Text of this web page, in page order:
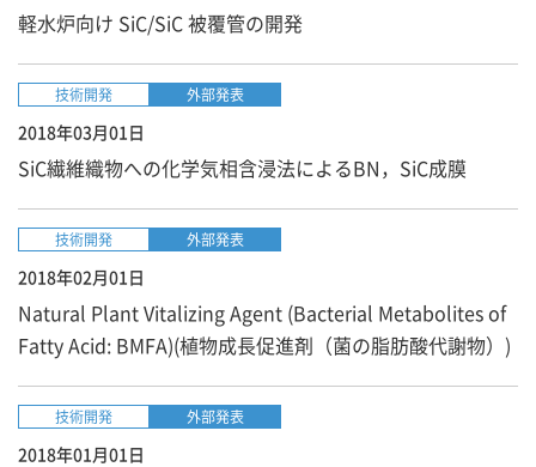
軽水炉向け SiC/SiC 被覆管の開発
技術開発 外部発表
2018年03月01日
SiC繊維織物への化学気相含浸法によるBN，SiC成膜
技術開発 外部発表
2018年02月01日
Natural Plant Vitalizing Agent (Bacterial Metabolites of
Fatty Acid: BMFA)(植物成長促進剤（菌の脂肪酸代謝物）)
技術開発 外部発表
2018年01月01日